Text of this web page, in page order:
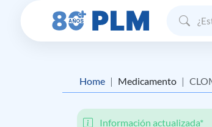
Home Medicamento
Información actualizada*